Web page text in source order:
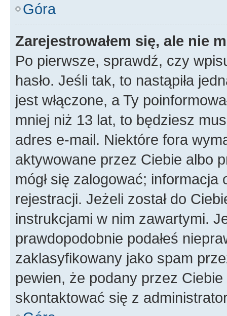
Góra
Zarejestrowałem się, ale nie
Po pierwsze, sprawdź, czy
hasło. Jeśli tak, to nastąpiła
jest włączone, a Ty
mniej niż 13 lat, to będziesz
adres e-mail. Niektóre fora
aktywowane przez Ciebie albo
mógł się zalogować;
rejestracji. Jeżeli został do
instrukcjami w nim zawartymi.
prawdopodobnie podałeś
zaklasyfikowany jako spam
pewien, że podany przez
skontaktować się z